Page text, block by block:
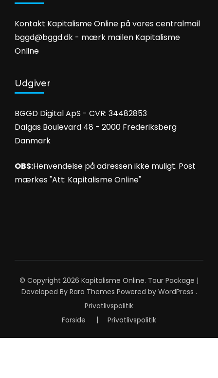
Kontakt Kapitalisme Online på vores centralmail
bggd@bggd.dk - mærk mailen Kapitalisme
Online
Udgiver
BGGD Digital ApS - CVR: 34482853
Dalgas Boulevard 48 - 2000 Frederiksberg
Danmark
OBS:Henvendelse på adressen ikke muligt. Post
mærkes "Att: Kapitalisme Online"
© Copyright 2026 Kapitalisme Online. Tour Package |
Developed By Rara Themes Powered by WordPress .
Privatlivspolitik
Forside
Privatlivspolitik